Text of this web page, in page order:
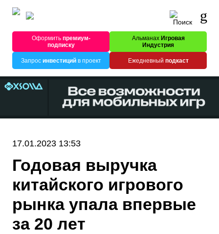
Оформитьпремиум-
подписку
Альманах Игровая
Индустрия
Запрос инвестицийв проект Ежедневный подкаст
17.01.2023 13:53
Годовая выручка
китайского игрового
рынка упала впервые
за 20 лет